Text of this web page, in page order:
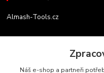
Almash-Tools.cz
Aleš Kolář
+420 603 145 054
Náš e-shop a partneři